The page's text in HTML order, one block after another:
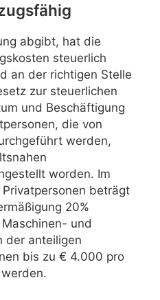
abgibt, hat die
steuerlich
an der richtigen Stelle
zur steuerlichen
und Beschäftigung
die von
werden,
worden. Im
beträgt
20%
und
der anteiligen
bis zu € 4.000 pro